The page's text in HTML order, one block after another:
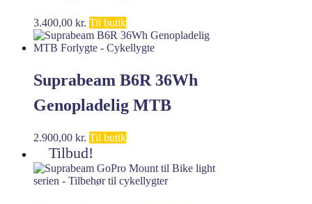
Forlygte – Cykellygte
3.400,00 kr. Til butik
Suprabeam B6R 36Wh
Genopladelig MTB
Forlygte – Cykellygte
2.900,00 kr. Til butik
Tilbud!